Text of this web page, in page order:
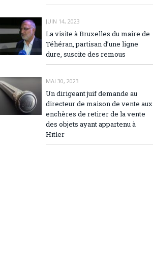
JUIN 14, 2023
La visite à Bruxelles du maire de
Téhéran, partisan d’une ligne
dure, suscite des remous
MAI 30, 2023
Un dirigeant juif demande au
directeur de maison de vente aux
enchères de retirer de la vente
des objets ayant appartenu à
Hitler